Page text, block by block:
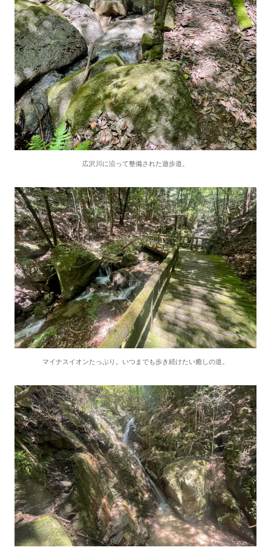
広沢川に沿って整備された遊歩道。
マイナスイオンたっぷり。いつまでも歩き続けたい癒しの道。